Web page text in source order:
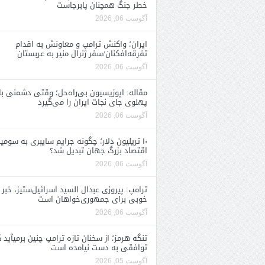
خطر جنگ همچنان پابرجاست
آگوست 06, 2026
ایران؛ واکنش ترامپ و معاونش به اقدام
تفرقه‌افکنان/سفر ژنرال منیر به عربستان
آگوست 06, 2026
مقاله: اپوزیسیون بی‌راه‌حل؛ وقتی دشمنی
پهلوی جای نجات ایران را می‌گیرد
آگوست 06, 2026
۱۰ تریلیون دلار؛ چگونه جرایم سایبری به
اقتصاد بزرگ جهان تبدیل شد؟
آگوست 06, 2026
ترامپ: پیروزی عبدال السید اسرائیل‌ستیز، خبر
خوبی برای جمهوری‌خواهان است
آگوست 06, 2026
تنگه هرمز؛ از سخنان تازه ترامپ چنین
توافقی به دست نیامده است
آگوست 05, 2026